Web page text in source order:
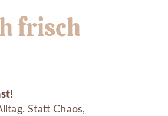
frisch
Statt Chaos,